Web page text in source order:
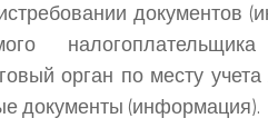
документов
орган по месту
документы (информация).